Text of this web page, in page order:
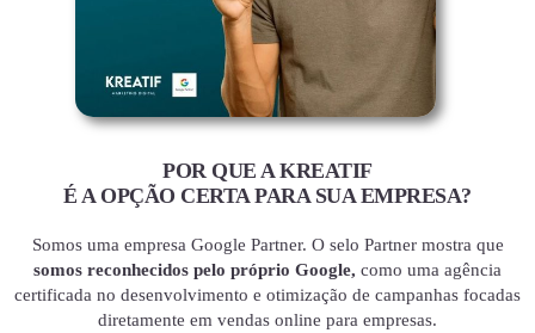
POR QUE A KREATIF
É A OPÇÃO CERTA PARA SUA EMPRESA?
Somos uma empresa Google Partner. O selo Partner mostra que
somos reconhecidos pelo próprio Google, como uma agência
certificada no desenvolvimento e otimização de campanhas focadas
diretamente em vendas online para empresas.